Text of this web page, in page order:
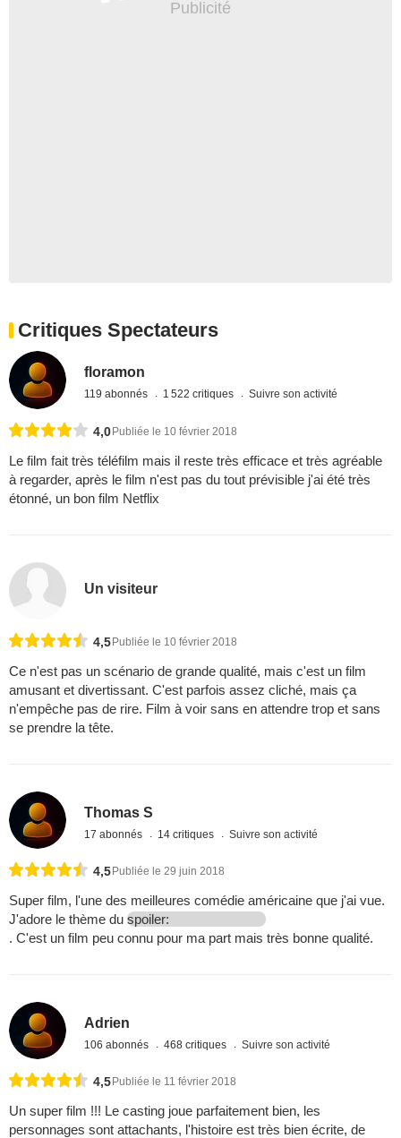
Critiques Spectateurs
floramon
119 abonnés 1 522 critiques Suivre son activité
4,0Publiée le 10 février 2018
Le film fait très téléfilm mais il reste très efficace et très agréable
à regarder, après le film n'est pas du tout prévisible j'ai été très
étonné, un bon film Netflix
Un visiteur
4,5 Publiée le 10 février 2018
Ce n'est pas un scénario de grande qualité, mais c'est un film
amusant et divertissant. C'est parfois assez cliché, mais ça
n'empêche pas de rire. Film à voir sans en attendre trop et sans
se prendre la tête.
Thomas S
17 abonnés 14 critiques Suivre son activité
4,5 Publiée le 29 juin 2018
Super film, l'une des meilleures comédie américaine que j'ai vue.
J'adore le thème du spoiler:
. C'est un film peu connu pour ma part mais très bonne qualité.
Adrien
106 abonnés 468 critiques Suivre son activité
4,5 Publiée le 11 février 2018
Un super film !!! Le casting joue parfaitement bien, les
personnages sont attachants, l'histoire est très bien écrite, de